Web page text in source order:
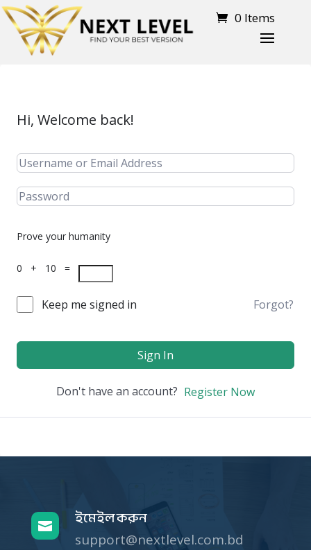
0 Items
Hi, Welcome back!
Prove your humanity
0 + 10 =
Keep me signed in Forgot?
Sign In
Don't have an account? Register Now
 ইমেইল করুন
support@nextlevel.com.bd